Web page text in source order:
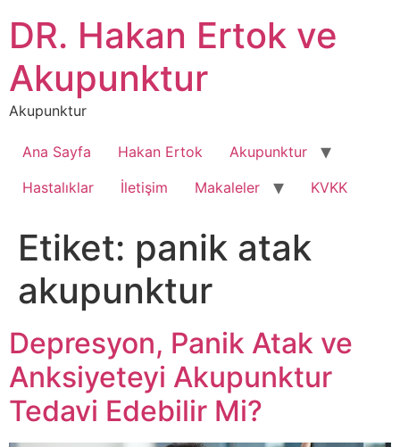
atlaDR. Hakan Ertok ve
Akupunktur
Akupunktur
Ana Sayfa Hakan Ertok
Akupunktur
Hastalıklar
İletişim Makaleler KVKK
Etiket: panik atak
akupunktur
Depresyon, Panik Atak ve
Anksiyeteyi Akupunktur
Tedavi Edebilir Mi?